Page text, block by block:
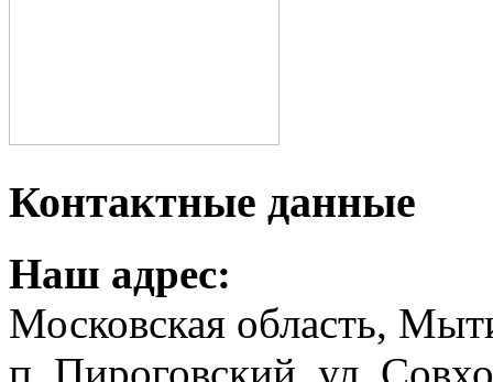
Контактные данные
Наш адрес:
Московская область,
п. Пироговский, ул.